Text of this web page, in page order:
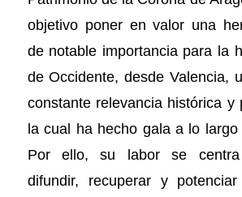
objetivo poner en valor una
de notable importancia para la
de Occidente, desde Valencia,
constante relevancia histórica y
la cual ha hecho gala a lo
Por ello, su labor se centra
difundir, recuperar y